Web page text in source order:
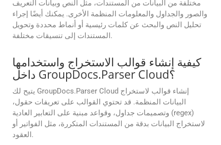
مختلفة من البيانات من المستندات، مثل النص وبيانات التعريف
والصور والجداول والمعلومات المنظمة الأخرى. يمكنك أيضًا إجراء
تحليل النص والبحث عن كلمات رئيسية أو أنماط محددة وتحويل
المستندات إلى تنسيقات مختلفة.
كيفية إنشاء قوالب الاستخراج واستخدامها
داخل GroupDocs.Parser Cloud؟
يتيح لك GroupDocs.Parser Cloud إنشاء قوالب لاستخراج
البيانات المنظمة. قد تحتوي القوالب على تعريفات حقول،
وتصميمات جداول، وقواعد مبنية على التعابير العادية (regex)
لاستخراج البيانات بدقة من المستندات المتكررة، مثل الفواتير أو
العقود.